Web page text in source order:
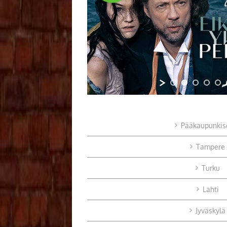
Tampere
Turku
Lahti
Jyväskylä